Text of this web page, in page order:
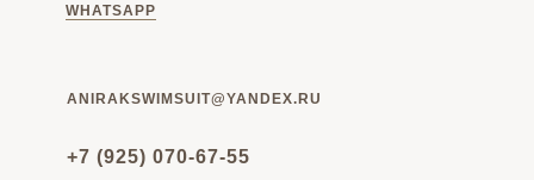
+7 (925) 070-67-55
WHATSAPP
ANIRAKSWIMSUIT@YANDEX.RU